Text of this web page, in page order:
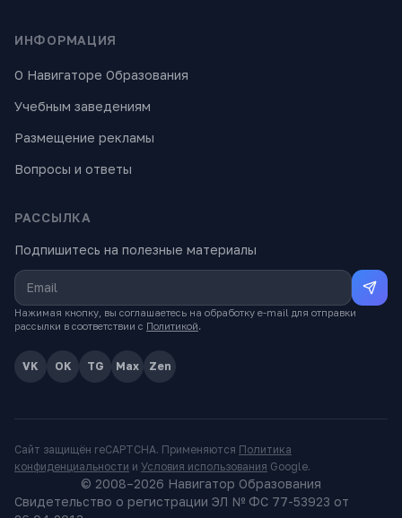
ИНФОРМАЦИЯ
О Навигаторе Образования
Учебным заведениям
Размещение рекламы
Вопросы и ответы
РАССЫЛКА
Подпишитесь на полезные материалы
Нажимая кнопку, вы соглашаетесь на обработку e-mail для отправки
рассылки в соответствии с Политикой.
VK OK TG Max Zen
Сайт защищён reCAPTCHA. Применяются Политика
конфиденциальности и Условия использования Google.
© 2008–2026 Навигатор Образования
Свидетельство о регистрации ЭЛ № ФС 77-53923 от